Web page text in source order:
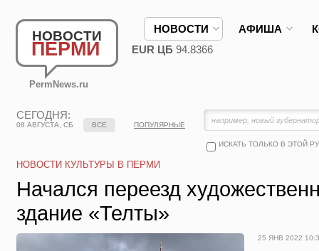
НОВОСТИ
ПЕРМИ
PermNews.ru
НОВОСТИ АФИША
EUR ЦБ 94.8366
СЕГОДНЯ:
08 АВГУСТА, СБ
ИСКАТЬ ТОЛЬКО В ЭТОЙ
ВСЕ ПОПУЛЯРНЫЕ
НОВОСТИ КУЛЬТУРЫ В ПЕРМИ
Начался переезд
здание «Телты»
25 ЯНВ 2022